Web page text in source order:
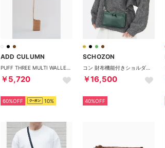
ADD CULUMN
￥5,720
60%OFF 10%
SCHOZON
￥16,500
40%OFF